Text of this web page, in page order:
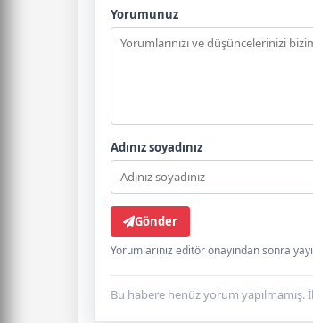
Yorumunuz
Adınız soyadınız
Gönder
Yorumlarınız editör onayından sonra
Bu habere henüz yorum yapılmamış.